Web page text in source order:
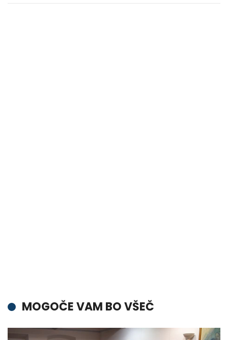
MOGOČE VAM BO VŠEČ